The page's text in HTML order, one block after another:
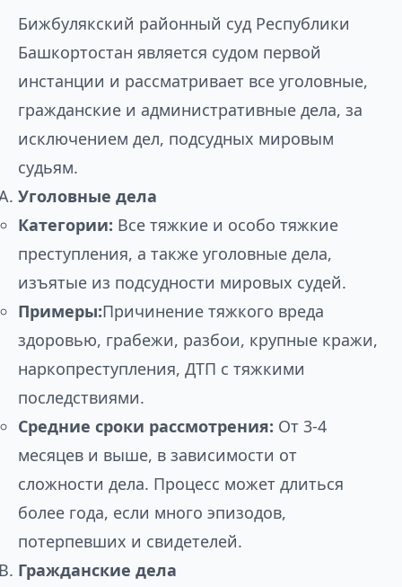
Бижбулякский районный суд Республики
Башкортостан является судом первой
инстанции и рассматривает все уголовные,
гражданские и административные дела, за
исключением дел, подсудных мировым
судьям.
Уголовные дела
Категории: Все тяжкие и особо тяжкие
преступления, а также уголовные дела,
изъятые из подсудности мировых судей.
Примеры:Причинение тяжкого вреда
здоровью, грабежи, разбои, крупные кражи,
наркопреступления, ДТП с тяжкими
последствиями.
Средние сроки рассмотрения: От 3-4
месяцев и выше, в зависимости от
сложности дела. Процесс может длиться
более года, если много эпизодов,
потерпевших и свидетелей.
Гражданские дела